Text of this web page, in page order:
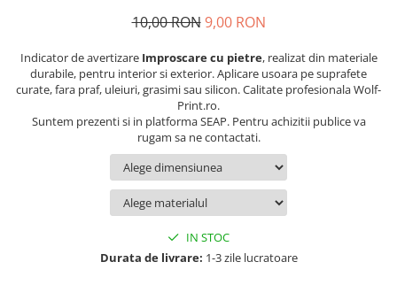
Invitatii Premium pentru Nunta
Plicuri Bani Botez
Indicatoare de Securitate
Indicatoare de Avertizare
Indicatoare de Interzicere
Indicatoare de Obligativitate
10,00 RON 9,00 RON
Indicator de avertizare Improscare cu pietre, realizat din materiale
durabile, pentru interior si exterior. Aplicare usoara pe suprafete
curate, fara praf, uleiuri, grasimi sau silicon. Calitate profesionala Wolf-
Print.ro.
Suntem prezenti si in platforma SEAP. Pentru achizitii publice va
rugam sa ne contactati.
IN STOC
Durata de livrare: 1-3 zile lucratoare